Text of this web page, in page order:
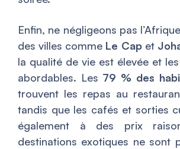
Enfin, ne négligeons pas
des villes comme Le Capet
la qualité de vie est élevée et
abordables. Les 79 % des
trouvent les repas au
tandis que les cafés et sorties
également à des prix
destinations exotiques ne sont